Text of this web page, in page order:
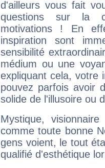
d'ailleurs vous fait
questions sur la
motivations ! En
inspiration sont
sensibilité
médium ou une
expliquant cela, votre
pouvez parfois avoir
solide de l'illusoire ou
Mystique,
comme toute bonne
gens voient, le tout
qualifié d'esthétique